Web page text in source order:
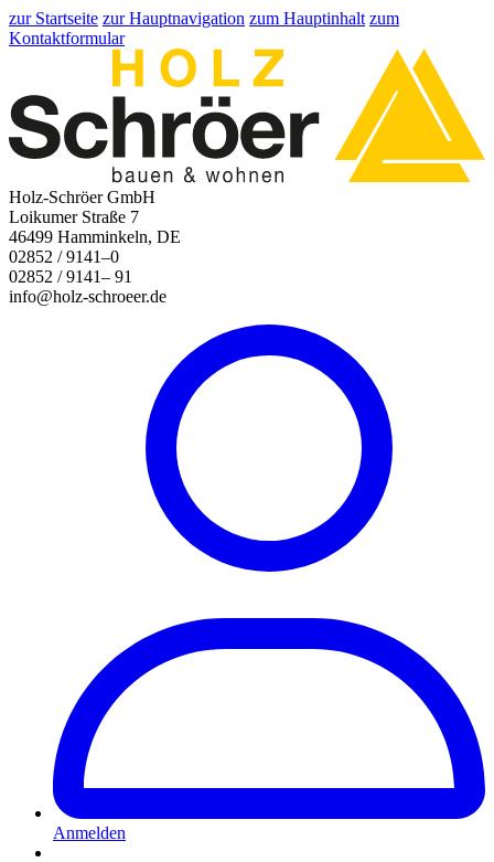
zur Startseite zur Hauptnavigation zum Hauptinhalt zum
Kontaktformular
Holz-Schröer GmbH
Loikumer Straße 7
46499 Hamminkeln, DE
02852 / 9141–0
02852 / 9141– 91
info@holz-schroeer.de
Anmelden